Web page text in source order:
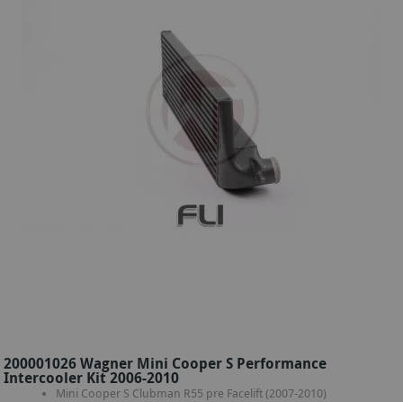
200001026 Wagner Mini Cooper S Performance
Intercooler Kit 2006-2010
Mini Cooper S Clubman R55 pre Facelift (2007-2010)